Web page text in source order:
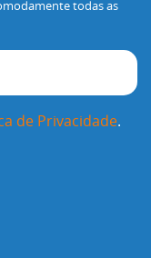
todas as
de Privacidade.